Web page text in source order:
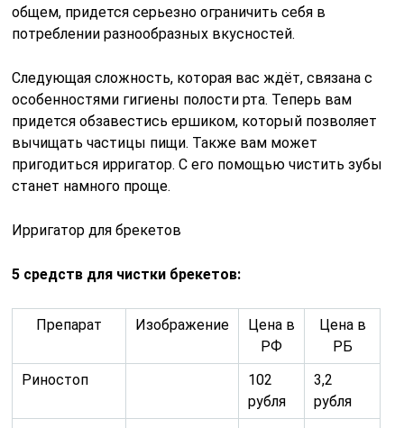
общем, придется серьезно ограничить себя в
потреблении разнообразных вкусностей.
Следующая сложность, которая вас ждёт, связана с
особенностями гигиены полости рта. Теперь вам
придется обзавестись ершиком, который позволяет
вычищать частицы пищи. Также вам может
пригодиться ирригатор. С его помощью чистить зубы
станет намного проще.
Ирригатор для брекетов
5 средств для чистки брекетов:
Препарат Изображение
Цена в
РФ
Цена в
РБ
Риностоп
102
рубля
3,2
рубля